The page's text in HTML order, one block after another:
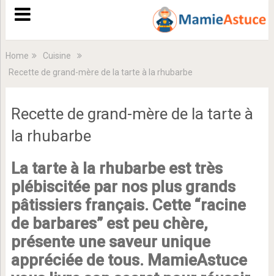
Home
Cuisine
Recette de grand-mère de la tarte à la rhubarbe
Recette de grand-mère de la tarte à
la rhubarbe
La tarte à la rhubarbe est très
plébiscitée par nos plus grands
pâtissiers français. Cette “racine
de barbares” est peu chère,
présente une saveur unique
appréciée de tous. MamieAstuce